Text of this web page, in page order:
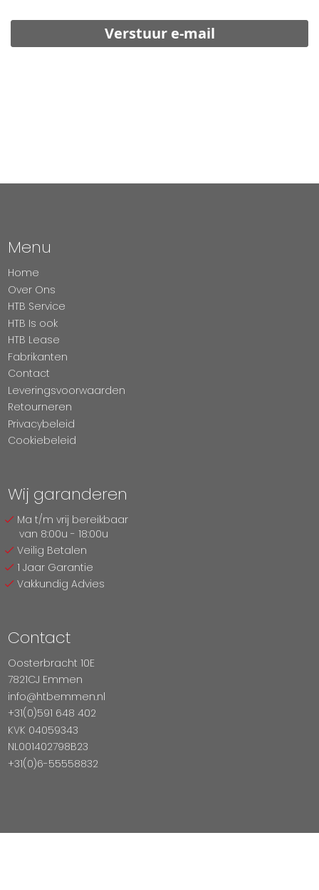
Verstuur e-mail
Menu
Home
Over Ons
HTB Service
HTB Is ook
HTB Lease
Fabrikanten
Contact
Leveringsvoorwaarden
Retourneren
Privacybeleid
Cookiebeleid
Wij garanderen
Ma t/m vrij bereikbaar
van 8:00u - 18:00u
Veilig Betalen
1 Jaar Garantie
Vakkundig Advies
Contact
Oosterbracht 10E
7821CJ Emmen
info@htbemmen.nl
+31(0)591 648 402
KVK 04059343
NL001402798B23
+31(0)6-55558832